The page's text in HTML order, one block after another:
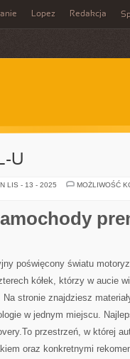
Lopez Redakcja
U
LIS - 13 - 2025
MOŻLIWOŚĆ
poświęcony światu
kółek, którzy w aucie
stronie znajdziesz
w jednym miejscu.
przestrzeń, w której
oraz konkretnymi